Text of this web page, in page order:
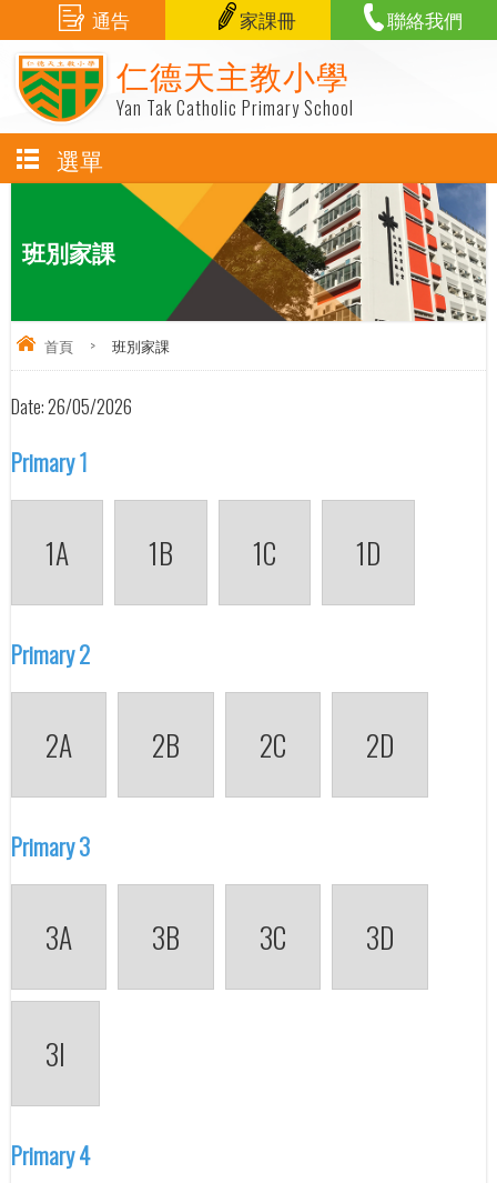
仁德天主教小學
Yan Tak Catholic Primary School
通告 家課冊 聯絡我們
選單
班別家課
首頁 > 班別家課
Date:26/05/2026
Primary 1
1A 1B 1C 1D
Primary 2
2A 2B 2C 2D
Primary 3
3A 3B 3C 3D
3I
Primary 4